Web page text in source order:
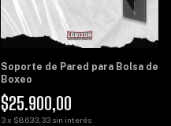
Soporte de Pared para Bolsa de
Boxeo
$25.900,00
3x $8.633,33 sin interés